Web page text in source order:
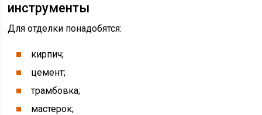
инструменты
Для отделки понадобятся:
кирпич;
цемент;
трамбовка;
мастерок;